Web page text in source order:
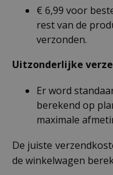
€ 6,99 voor
rest van de
verzonden.
Uitzonderlijke
Er word
berekend op
maximale
De juiste
de winkelwagen